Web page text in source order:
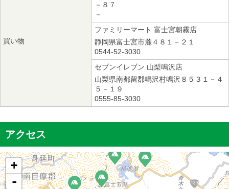
買い物
－８７
－
ファミリーマート 富士宮朝霧店
静岡県富士宮市麓４８１－２１
0544-52-3030
セブンイレブン 山梨鳴沢店
山梨県南都留郡鳴沢村鳴沢８５３１－４
５－１９
0555-85-3030
アクセス
+
-